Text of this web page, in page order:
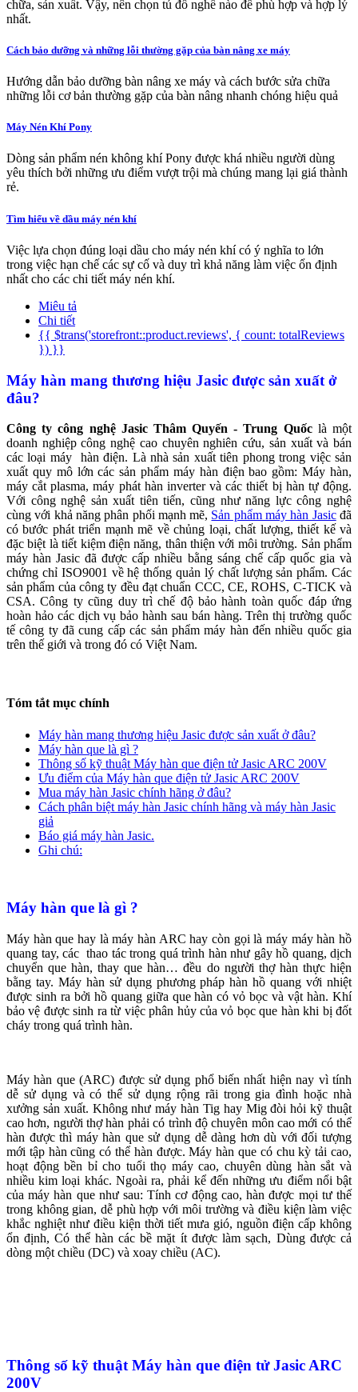
chữa, sản xuất. Vậy, nên chọn tủ đồ nghề nào để phù hợp và hợp lý
nhất.
Cách bảo dưỡng và những lỗi thường gặp của bàn nâng xe máy
Hướng dẫn bảo dưỡng bàn nâng xe máy và cách bước sửa chữa
những lỗi cơ bản thường gặp của bàn nâng nhanh chóng hiệu quả
Máy Nén Khí Pony
Dòng sản phẩm nén không khí Pony được khá nhiều người dùng
yêu thích bởi những ưu điểm vượt trội mà chúng mang lại giá thành
rẻ.
Tìm hiểu về dầu máy nén khí
Việc lựa chọn đúng loại dầu cho máy nén khí có ý nghĩa to lớn
trong việc hạn chế các sự cố và duy trì khả năng làm việc ổn định
nhất cho các chi tiết máy nén khí.
Miêu tả
Chi tiết
{{ $trans('storefront::product.reviews', { count: totalReviews
}) }}
Máy hàn mang thương hiệu Jasic được sản xuất ở
đâu?
Công ty công nghệ Jasic Thâm Quyến - Trung Quốclà một
doanh nghiệp công nghệ cao chuyên nghiên cứu, sản xuất và bán
các loại máy hàn điện. Là nhà sản xuất tiên phong trong việc sản
xuất quy mô lớn các sản phẩm máy hàn điện bao gồm: Máy hàn,
máy cắt plasma, máy phát hàn inverter và các thiết bị hàn tự động.
Với công nghệ sản xuất tiên tiến, cũng như năng lực công nghệ
cùng với khả năng phân phối mạnh mẽ, Sản phẩm máy hàn Jasicđã
có bước phát triển mạnh mẽ về chủng loại, chất lượng, thiết kế và
đặc biệt là tiết kiệm điện năng, thân thiện với môi trường. Sản phẩm
máy hàn Jasic đã được cấp nhiều bằng sáng chế cấp quốc gia và
chứng chỉ ISO9001 về hệ thống quản lý chất lượng sản phẩm. Các
sản phẩm của công ty đều đạt chuẩn CCC, CE, ROHS, C-TICK và
CSA. Công ty cũng duy trì chế độ bảo hành toàn quốc đáp ứng
hoàn hảo các dịch vụ bảo hành sau bán hàng. Trên thị trường quốc
tế công ty đã cung cấp các sản phẩm máy hàn đến nhiều quốc gia
trên thế giới và trong đó có Việt Nam.
Tóm tắt mục chính
Máy hàn mang thương hiệu Jasic được sản xuất ở đâu?
Máy hàn que là gì ?
Thông số kỹ thuật Máy hàn que điện tử Jasic ARC 200V
Ưu điểm của Máy hàn que điện tử Jasic ARC 200V
Mua máy hàn Jasic chính hãng ở đâu?
Cách phân biệt máy hàn Jasic chính hãng và máy hàn Jasic
giả
Báo giá máy hàn Jasic.
Ghi chú:
Máy hàn que là gì ?
Máy hàn que hay là máy hàn ARC hay còn gọi là máy máy hàn hồ
quang tay, các thao tác trong quá trình hàn như gây hồ quang, dịch
chuyển que hàn, thay que hàn… đều do người thợ hàn thực hiện
bằng tay. Máy hàn sử dụng phương pháp hàn hồ quang với nhiệt
được sinh ra bởi hồ quang giữa que hàn có vỏ bọc và vật hàn. Khí
bảo vệ được sinh ra từ việc phân hủy của vỏ bọc que hàn khi bị đốt
cháy trong quá trình hàn.
Máy hàn que (ARC) được sử dụng phổ biến nhất hiện nay vì tính
dễ sử dụng và có thể sử dụng rộng rãi trong gia đình hoặc nhà
xưởng sản xuất. Không như máy hàn Tig hay Mig đòi hỏi kỹ thuật
cao hơn, người thợ hàn phải có trình độ chuyên môn cao mới có thể
hàn được thì máy hàn que sử dụng dễ dàng hơn dù với đối tượng
mới tập hàn cũng có thể hàn được. Máy hàn que có chu kỳ tải cao,
hoạt động bền bỉ cho tuổi thọ máy cao, chuyên dùng hàn sắt và
nhiều kim loại khác. Ngoài ra, phải kể đến những ưu điểm nổi bật
của máy hàn que như sau: Tính cơ động cao, hàn được mọi tư thế
trong không gian, dễ phù hợp với môi trường và điều kiện làm việc
khắc nghiệt như điều kiện thời tiết mưa gió, nguồn điện cấp không
ổn định, Có thể hàn các bề mặt ít được làm sạch, Dùng được cả
dòng một chiều (DC) và xoay chiều (AC).
Thông số kỹ thuật Máy hàn que điện tử Jasic ARC
200V